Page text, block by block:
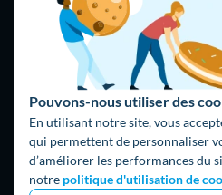
Pouvons-nous utiliser des
En utilisant notre site, vous
qui permettent de personnaliser
d’améliorer les performances du
notre politique d'utilisation de
75018
Fait avec ⚡ par